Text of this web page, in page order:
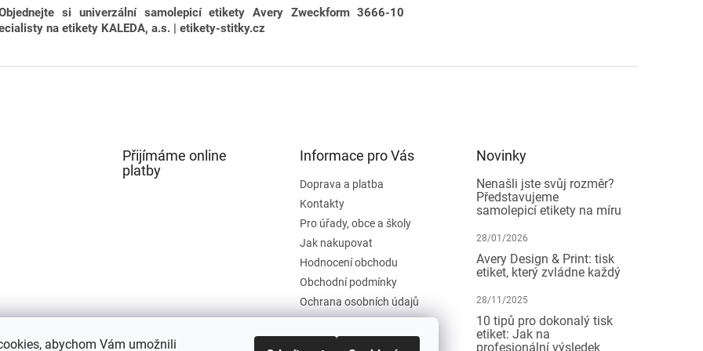
abychom Vám umožnili
si univerzální samolepicí etikety Avery Zweckform 3666-10
na etikety KALEDA, a.s. | etikety-stitky.cz
Přijímáme online
platby
Informace pro Vás
Doprava a platba
Kontakty
Pro úřady, obce a školy
Jak nakupovat
Hodnocení obchodu
Obchodní podmínky
Ochrana osobních údajů
Novinky
Nenašli jste svůj rozměr?
Představujeme
samolepicí etikety na míru
28/01/2026
Avery Design & Print: tisk
etiket, který zvládne každý
28/11/2025
10 tipů pro dokonalý tisk
etiket: Jak na
profesionální výsledek